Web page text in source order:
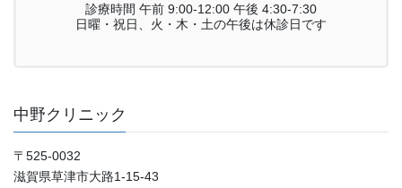
診療時間 午前 9:00-12:00 午後 4:30-7:30
日曜・祝日、火・木・土の午後は休診日です
中野クリニック
〒525-0032
滋賀県草津市大路1-15-43